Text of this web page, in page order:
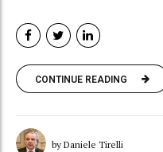
CONTINUE READING
by Daniele Tirelli